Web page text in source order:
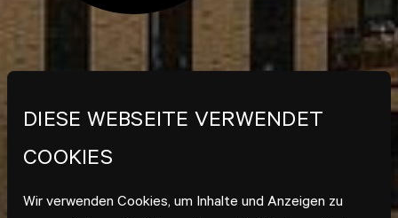
DIESE WEBSEITE VERWENDET
COOKIES
Wir verwenden Cookies, um Inhalte und Anzeigen zu